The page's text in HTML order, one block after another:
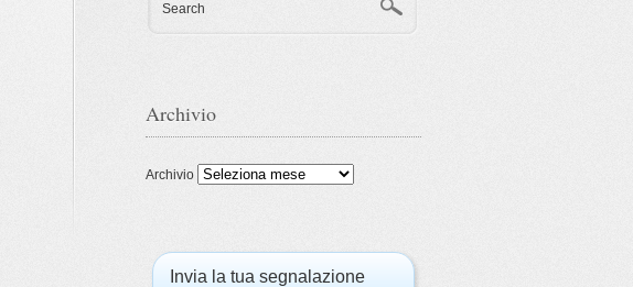
Search
Archivio
Archivio
Invia la tua segnalazione